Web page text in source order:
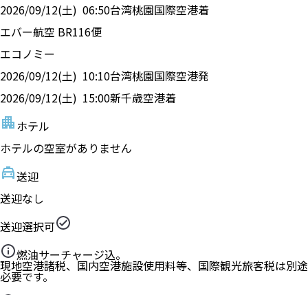
2026/09/12(土) 06:50台湾桃園国際空港着
エバー航空 BR116便
エコノミー
2026/09/12(土) 10:10台湾桃園国際空港発
2026/09/12(土) 15:00新千歳空港着
ホテル
ホテルの空室がありません
送迎
送迎なし
送迎選択可
燃油サーチャージ込。
現地空港諸税、国内空港施設使用料等、国際観光旅客税は別途
必要です。